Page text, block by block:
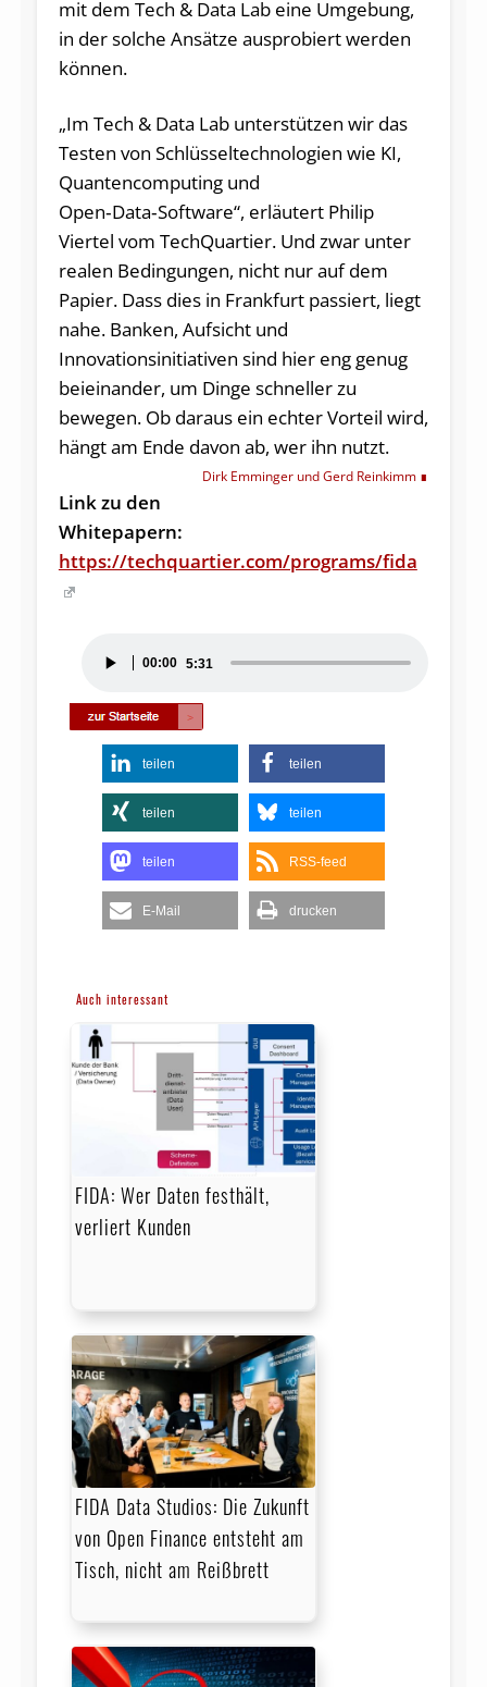
mit dem Tech & Data Lab eine Umgebung,
in der solche Ansätze ausprobiert werden
können.
„Im Tech & Data Lab unterstützen wir das
Testen von Schlüsseltechnologien wie KI,
Quantencomputing und
Open‑Data‑Software“, erläutert Philip
Viertel vom TechQuartier. Und zwar unter
realen Bedingungen, nicht nur auf dem
Papier. Dass dies in Frankfurt passiert, liegt
nahe. Banken, Aufsicht und
Innovationsinitiativen sind hier eng genug
beieinander, um Dinge schneller zu
bewegen. Ob daraus ein echter Vorteil wird,
hängt am Ende davon ab, wer ihn nutzt.
Dirk Emminger und Gerd Reinkimm
Link zu den
Whitepapern:
https://techquartier.com/programs/fida
Player
00:00 5:31
teilen teilen
teilen teilen
teilen RSS-feed
E-Mail drucken
Auch interessant
FIDA: Wer Daten festhält,
verliert Kunden
FIDA Data Studios: Die Zukunft
von Open Finance entsteht am
Tisch, nicht am Reißbrett